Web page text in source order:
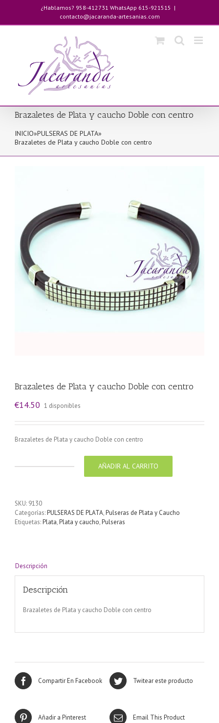
contenido
¿Hablamos? 958-412731 WhatsApp 615-921515 |
contacto@jacaranda-artesanias.com
Brazaletes de Plata y caucho Doble con centro
INICIO»PULSERAS DE PLATA»
Brazaletes de Plata y caucho Doble con centro
Brazaletes de Plata y caucho Doble con centro
€14.50 1 disponibles
Brazaletes de Plata y caucho Doble con centro
Doble
con
AÑADIR AL CARRITO
SKU: 9130
Categorías:PULSERAS DE PLATA,Pulseras de Plata y Caucho
Etiquetas:Plata,Plata y caucho,Pulseras
Descripción
Descripción
Brazaletes de Plata y caucho Doble con centro
Compartir En Facebook Twitear este producto
Añadir a Pinterest Email This Product